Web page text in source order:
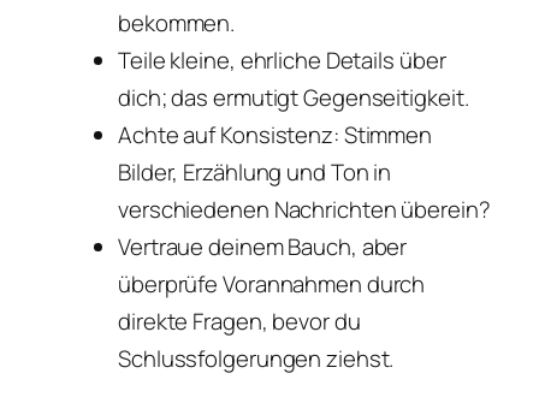
bekommen.
Teile kleine, ehrliche Details über
dich; das ermutigt Gegenseitigkeit.
Achte auf Konsistenz: Stimmen
Bilder, Erzählung und Ton in
verschiedenen Nachrichten überein?
Vertraue deinem Bauch, aber
überprüfe Vorannahmen durch
direkte Fragen, bevor du
Schlussfolgerungen ziehst.